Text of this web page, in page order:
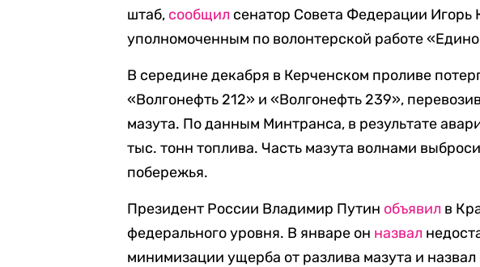
штаб, сообщил сенатор Совета Федерации
уполномоченным по волонтерской работе
В середине декабря в Керченском проливе
«Волгонефть 212» и «Волгонефть 239»,
мазута. По данным Минтранса, в результате
тыс. тонн топлива. Часть мазута волнами
побережья.
Президент России Владимир Путин объявил в
федерального уровня. В январе он назвал
минимизации ущерба от разлива мазута и